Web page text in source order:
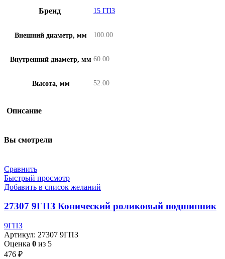
Бренд 15 ГПЗ
Внешний диаметр, мм 100.00
Внутренний диаметр, мм 60.00
Высота, мм 52.00
Описание
Вы смотрели
Сравнить
Быстрый просмотр
Добавить в список желаний
27307 9ГПЗ Конический роликовый подшипник
9ГПЗ
Артикул: 27307 9ГПЗ
Оценка 0 из 5
476 ₽